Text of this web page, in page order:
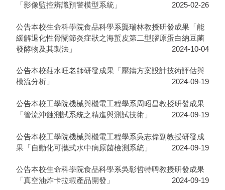
「影像監控辨識預警模型系統」
2025-02-26
公告本校生命科學院食品科學系龔瑞林教授研發成果「能
緩解退化性骨關節炎症狀之海蜇皮第二型膠原蛋白納豆菌
發酵物及其製法」
2024-10-04
公告本校莊水旺老師研發成果「壓鑄方案設計技術評估與
模流分析」
2024-09-19
公告本校工學院機械與機電工程學系周昭昌教授研發成果
「管流沖蝕測試系統之精進與測試技術」
2024-09-19
公告本校工學院機械與機電工程學系吳志偉副教授研發成
果「自動化可攜式水中病原菌檢測系統」
2024-09-19
公告本校生命科學院食品科學系吳彰哲特聘教授研發成果
「真空油炸卡拉蝦產品開發」
2024-09-19